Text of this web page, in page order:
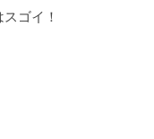
ゴイ！